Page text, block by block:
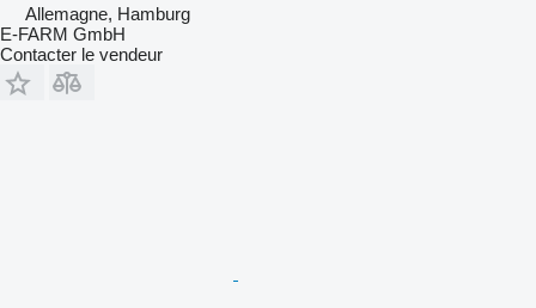
Allemagne, Hamburg
E-FARM GmbH
Contacter le vendeur